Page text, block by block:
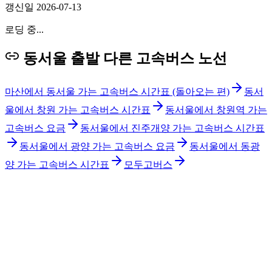
갱신일 2026-07-13
로딩 중...
동서울 출발 다른 고속버스 노선
마산에서 동서울 가는 고속버스 시간표 (돌아오는 편)
동서
울에서 창원 가는 고속버스 시간표
동서울에서 창원역 가는
고속버스 요금
동서울에서 진주개양 가는 고속버스 시간표
동서울에서 광양 가는 고속버스 요금
동서울에서 동광
양 가는 고속버스 시간표
모두고버스